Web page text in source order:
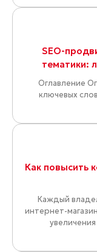
SEO-
тематики:
Оглавление
ключевых
Как повысить
Каждый
интернет-